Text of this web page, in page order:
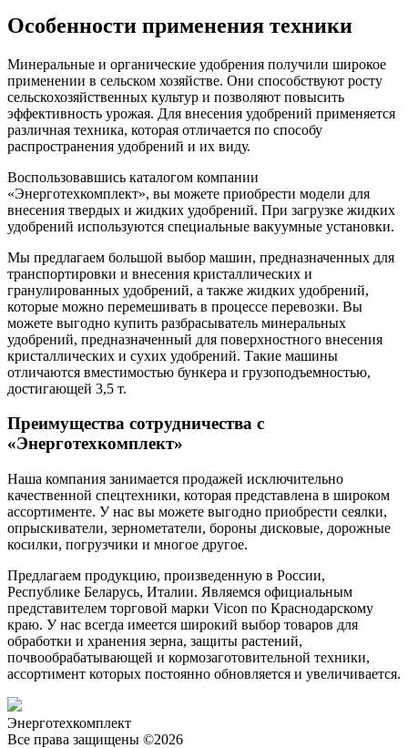
Особенности применения техники
Минеральные и органические удобрения получили широкое
применении в сельском хозяйстве. Они способствуют росту
сельскохозяйственных культур и позволяют повысить
эффективность урожая. Для внесения удобрений применяется
различная техника, которая отличается по способу
распространения удобрений и их виду.
Воспользовавшись каталогом компании
«Энерготехкомплект», вы можете приобрести модели для
внесения твердых и жидких удобрений. При загрузке жидких
удобрений используются специальные вакуумные установки.
Мы предлагаем большой выбор машин, предназначенных для
транспортировки и внесения кристаллических и
гранулированных удобрений, а также жидких удобрений,
которые можно перемешивать в процессе перевозки. Вы
можете выгодно купить разбрасыватель минеральных
удобрений, предназначенный для поверхностного внесения
кристаллических и сухих удобрений. Такие машины
отличаются вместимостью бункера и грузоподъемностью,
достигающей 3,5 т.
Преимущества сотрудничества с
«Энерготехкомплект»
Наша компания занимается продажей исключительно
качественной спецтехники, которая представлена в широком
ассортименте. У нас вы можете выгодно приобрести сеялки,
опрыскиватели, зернометатели, бороны дисковые, дорожные
косилки, погрузчики и многое другое.
Предлагаем продукцию, произведенную в России,
Республике Беларусь, Италии. Являемся официальным
представителем торговой марки Vicon по Краснодарскому
краю. У нас всегда имеется широкий выбор товаров для
обработки и хранения зерна, защиты растений,
почвообрабатывающей и кормозаготовительной техники,
ассортимент которых постоянно обновляется и увеличивается.
Энерготехкомплект
Все права защищены ©2026